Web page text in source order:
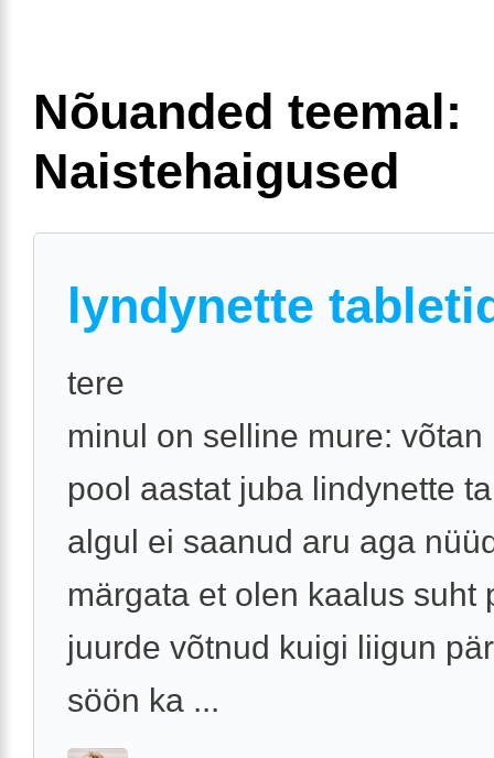
Nõuanded teemal:
Naistehaigused
lyndynette
tere
minul on selline mure: võtan
pool aastat juba lindynette
algul ei saanud aru aga
märgata et olen kaalus suht
juurde võtnud kuigi liigun
söön ka ...